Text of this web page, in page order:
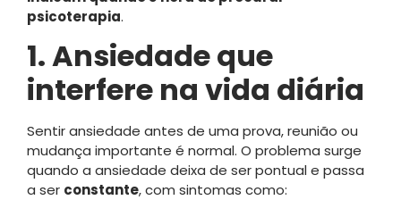
psicoterapia.
1. Ansiedade que
interfere na vida diária
Sentir ansiedade antes de uma prova, reunião ou
mudança importante é normal. O problema surge
quando a ansiedade deixa de ser pontual e passa
a ser constante, com sintomas como: